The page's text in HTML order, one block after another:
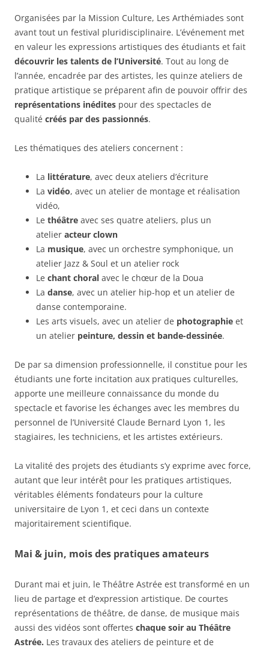
Organisées par la Mission Culture, Les Arthémiades sont
avant tout un festival pluridisciplinaire. L’événement met
en valeur les expressions artistiques des étudiants et fait
découvrir les talents de l’Université. Tout au long de
l’année, encadrée par des artistes, les quinze ateliers de
pratique artistique se préparent afin de pouvoir offrir des
représentations inédites pour des spectacles de
qualité créés par des passionnés.
Les thématiques des ateliers concernent :
La littérature, avec deux ateliers d’écriture
La vidéo, avec un atelier de montage et réalisation
vidéo,
Le théâtre avec ses quatre ateliers, plus un
atelier acteur clown
La musique, avec un orchestre symphonique, un
atelier Jazz & Soul et un atelier rock
Le chant choral avec le chœur de la Doua
La danse, avec un atelier hip-hop et un atelier de
danse contemporaine.
Les arts visuels, avec un atelier de photographie et
un atelier peinture, dessin et bande-dessinée.
De par sa dimension professionnelle, il constitue pour les
étudiants une forte incitation aux pratiques culturelles,
apporte une meilleure connaissance du monde du
spectacle et favorise les échanges avec les membres du
personnel de l’Université Claude Bernard Lyon 1, les
stagiaires, les techniciens, et les artistes extérieurs.
La vitalité des projets des étudiants s’y exprime avec force,
autant que leur intérêt pour les pratiques artistiques,
véritables éléments fondateurs pour la culture
universitaire de Lyon 1, et ceci dans un contexte
majoritairement scientifique.
Mai & juin, mois des pratiques amateurs
Durant mai et juin, le Théâtre Astrée est transformé en un
lieu de partage et d’expression artistique. De courtes
représentations de théâtre, de danse, de musique mais
aussi des vidéos sont offertes chaque soir au Théâtre
Astrée. Les travaux des ateliers de peinture et de